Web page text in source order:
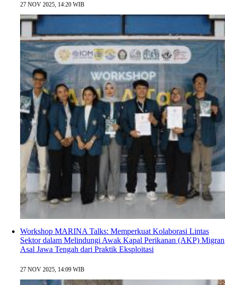
27 NOV 2025, 14:20 WIB
Workshop MARINA Talks: Memperkuat Kolaborasi Lintas
Sektor dalam Melindungi Awak Kapal Perikanan (AKP) Migran
Asal Jawa Tengah dari Praktik Eksploitasi
27 NOV 2025, 14:09 WIB